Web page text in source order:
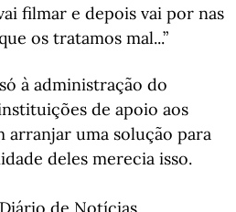
filmar e depois vai por nas
os tratamos mal...”
à administração do
de apoio aos
arranjar uma solução para
deles merecia isso.